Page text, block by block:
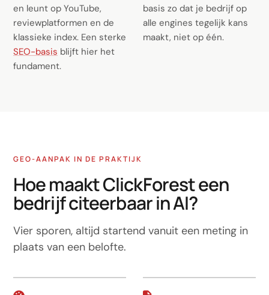
en leunt op YouTube,
reviewplatformen en de
klassieke index. Een sterke
SEO-basis blijft hier het
fundament.
basis zo dat je bedrijf op
alle engines tegelijk kans
maakt, niet op één.
GEO-AANPAK IN DE PRAKTIJK
Hoe maakt ClickForest een
bedrijf citeerbaar in AI?
Vier sporen, altijd startend vanuit een meting in
plaats van een belofte.